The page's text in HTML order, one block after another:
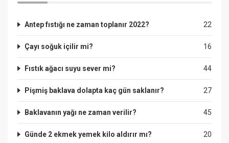
22
Antep fıstığı ne zaman toplanır 2022?
16
Çayı soğuk içilir mi?
44
Fıstık ağacı suyu sever mi?
27
Pişmiş baklava dolapta kaç gün saklanır?
45
Baklavanın yağı ne zaman verilir?
20
Günde 2 ekmek yemek kilo aldırır mı?